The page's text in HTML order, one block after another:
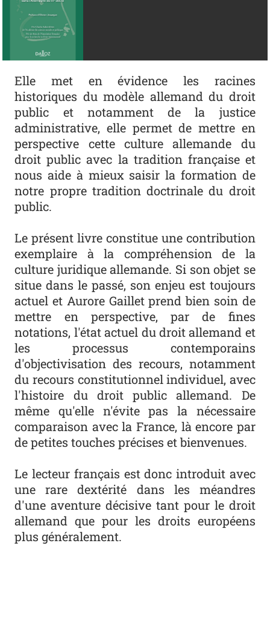
Elle met en évidence les racines
historiques du modèle allemand du droit
public et notamment de la justice
administrative, elle permet de mettre en
perspective cette culture allemande du
droit public avec la tradition française et
nous aide à mieux saisir la formation de
notre propre tradition doctrinale du droit
public.
Le présent livre constitue une contribution
exemplaire à la compréhension de la
culture juridique allemande. Si son objet se
situe dans le passé, son enjeu est toujours
actuel et Aurore Gaillet prend bien soin de
mettre en perspective, par de fines
notations, l'état actuel du droit allemand et
les processus contemporains
d'objectivisation des recours, notamment
du recours constitutionnel individuel, avec
l'histoire du droit public allemand. De
même qu'elle n'évite pas la nécessaire
comparaison avec la France, là encore par
de petites touches précises et bienvenues.
Le lecteur français est donc introduit avec
une rare dextérité dans les méandres
d'une aventure décisive tant pour le droit
allemand que pour les droits européens
plus généralement.